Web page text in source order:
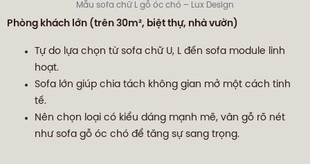
Mẫu sofa chữ L gỗ óc chó – Lux Design
Phòng khách lớn (trên 30m², biệt thự, nhà vườn)
Tự do lựa chọn từ sofa chữ U, L đến sofa module linh
hoạt.
Sofa lớn giúp chia tách không gian mở một cách tinh
tế.
Nên chọn loại có kiểu dáng mạnh mẽ, vân gỗ rõ nét
như sofa gỗ óc chó để tăng sự sang trọng.